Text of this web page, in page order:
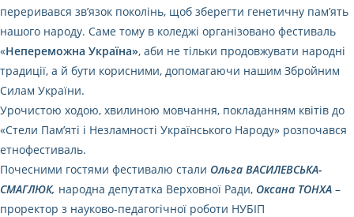
переривався зв’язок поколінь, щоб зберегти генетичну пам’ять
нашого народу. Саме тому в коледжі організовано фестиваль
«Непереможна Україна», аби не тільки продовжувати народні
традиції, а й бути корисними, допомагаючи нашим Збройним
Силам України.
Урочистою ходою, хвилиною мовчання, покладанням квітів до
«Стели Пам’яті і Незламності Українського Народу» розпочався
етнофестиваль.
Почесними гостями фестивалю стали Ольга ВАСИЛЕВСЬКА-
СМАГЛЮК, народна депутатка Верховної Ради, Оксана ТОНХА –
проректор з науково-педагогічної роботи НУБІП